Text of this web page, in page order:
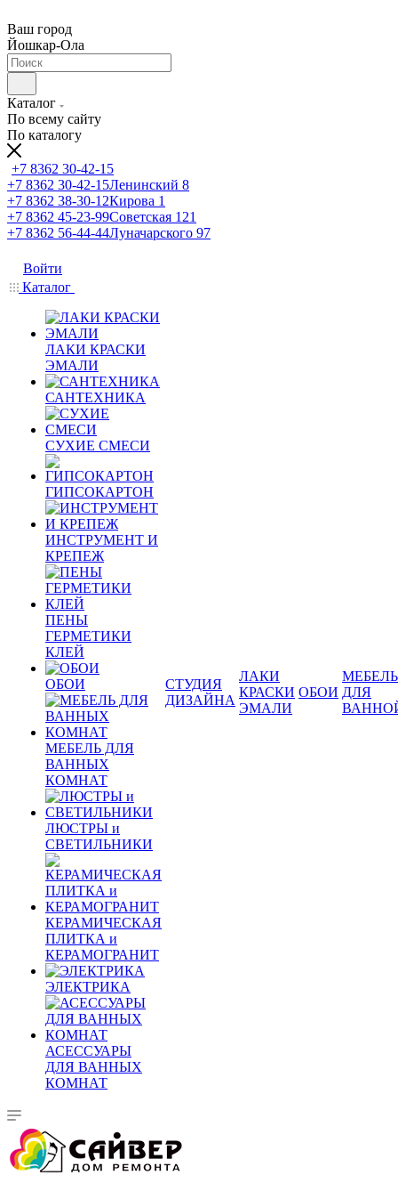
Ваш город
Йошкар-Ола
Каталог
По всему сайту
По каталогу
+7 8362 30-42-15
+7 8362 30-42-15Ленинский 8
+7 8362 38-30-12Кирова 1
+7 8362 45-23-99Советская 121
+7 8362 56-44-44Луначарского 97
Войти
Каталог
ЛАКИ КРАСКИ
ЭМАЛИ
САНТЕХНИКА
СУХИЕ СМЕСИ
ГИПСОКАРТОН
ИНСТРУМЕНТ И
КРЕПЕЖ
ПЕНЫ
ГЕРМЕТИКИ
КЛЕЙ
ОБОИ
МЕБЕЛЬ ДЛЯ
ВАННЫХ
КОМНАТ
ЛЮСТРЫ и
СВЕТИЛЬНИКИ
КЕРАМИЧЕСКАЯ
ПЛИТКА и
КЕРАМОГРАНИТ
ЭЛЕКТРИКА
АСЕССУАРЫ
ДЛЯ ВАННЫХ
КОМНАТ
СТУДИЯ
ДИЗАЙНА
ЛАКИ
КРАСКИ
ЭМАЛИ
ОБОИ
МЕБЕЛЬ
ДЛЯ